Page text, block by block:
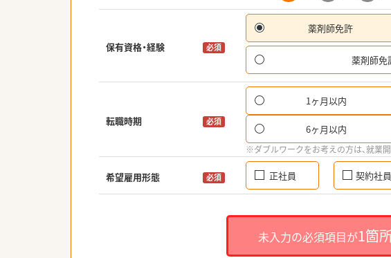
保有資格・経験 必須
薬剤師免許
薬剤師免
転職時期 必須
1ヶ月以内
6ヶ月以内
※ダブルワークをお考えの方は、就業
希望雇用形態 必須 正社員 契約社員
未入力の必須項目が1箇